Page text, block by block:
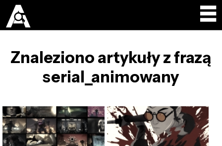
Znaleziono artykuły z frazą
serial_animowany